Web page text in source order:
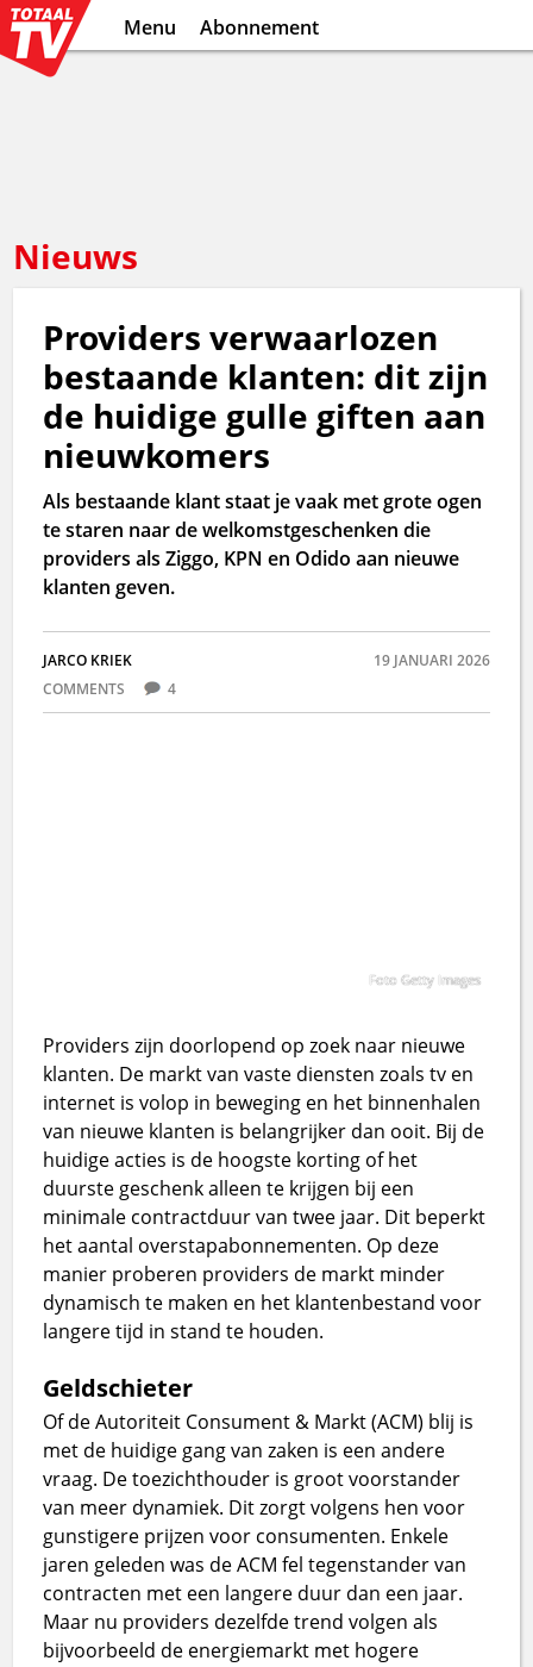
Menu Abonnement
Nieuws
Providers verwaarlozen
bestaande klanten: dit zijn
de huidige gulle giften aan
nieuwkomers
Als bestaande klant staat je vaak met grote ogen
te staren naar de welkomstgeschenken die
providers als Ziggo, KPN en Odido aan nieuwe
klanten geven.
JARCO KRIEK
19 JANUARI 2026
COMMENTS
4
Foto Getty Images
Providers zijn doorlopend op zoek naar nieuwe
klanten. De markt van vaste diensten zoals tv en
internet is volop in beweging en het binnenhalen
van nieuwe klanten is belangrijker dan ooit. Bij de
huidige acties is de hoogste korting of het
duurste geschenk alleen te krijgen bij een
minimale contractduur van twee jaar. Dit beperkt
het aantal overstapabonnementen. Op deze
manier proberen providers de markt minder
dynamisch te maken en het klantenbestand voor
langere tijd in stand te houden.
Geldschieter
Of de Autoriteit Consument & Markt (ACM) blij is
met de huidige gang van zaken is een andere
vraag. De toezichthouder is groot voorstander
van meer dynamiek. Dit zorgt volgens hen voor
gunstigere prijzen voor consumenten. Enkele
jaren geleden was de ACM fel tegenstander van
contracten met een langere duur dan een jaar.
Maar nu providers dezelfde trend volgen als
bijvoorbeeld de energiemarkt met hogere